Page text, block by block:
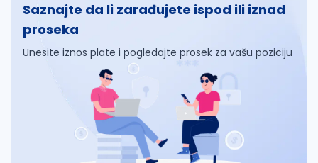
Saznajte da li zarađujete ispod ili iznad
proseka
Unesite iznos plate i pogledajte prosek za vašu poziciju